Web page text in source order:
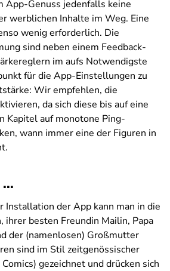
App-Genuss jedenfalls keine
werblichen Inhalte im Weg. Eine
wenig erforderlich. Die
sind neben einem Feedback-
im aufs Notwendigste
für die App-Einstellungen zu
Wir empfehlen, die
da sich diese bis auf eine
Kapitel auf monotone Ping-
wann immer eine der Figuren in
Installation der App kann man in die
ihrer besten Freundin Mailin, Papa
der (namenlosen) Großmutter
sind im Stil zeitgenössischer
gezeichnet und drücken sich